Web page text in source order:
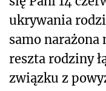
ukrywania
samo narażona
reszta rodziny
związku z